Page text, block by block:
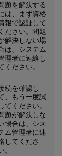
題を解決する
は、まず資格
報で認証して
ください。問題
解決しない場
は、システム
理者に連絡し
ください。
続を確認し
、もう一度試
してください。
題が解決しな
場合は、シス
ム管理者に連
してくださ
。